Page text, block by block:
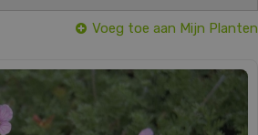
Voeg toe aan Mijn Planten